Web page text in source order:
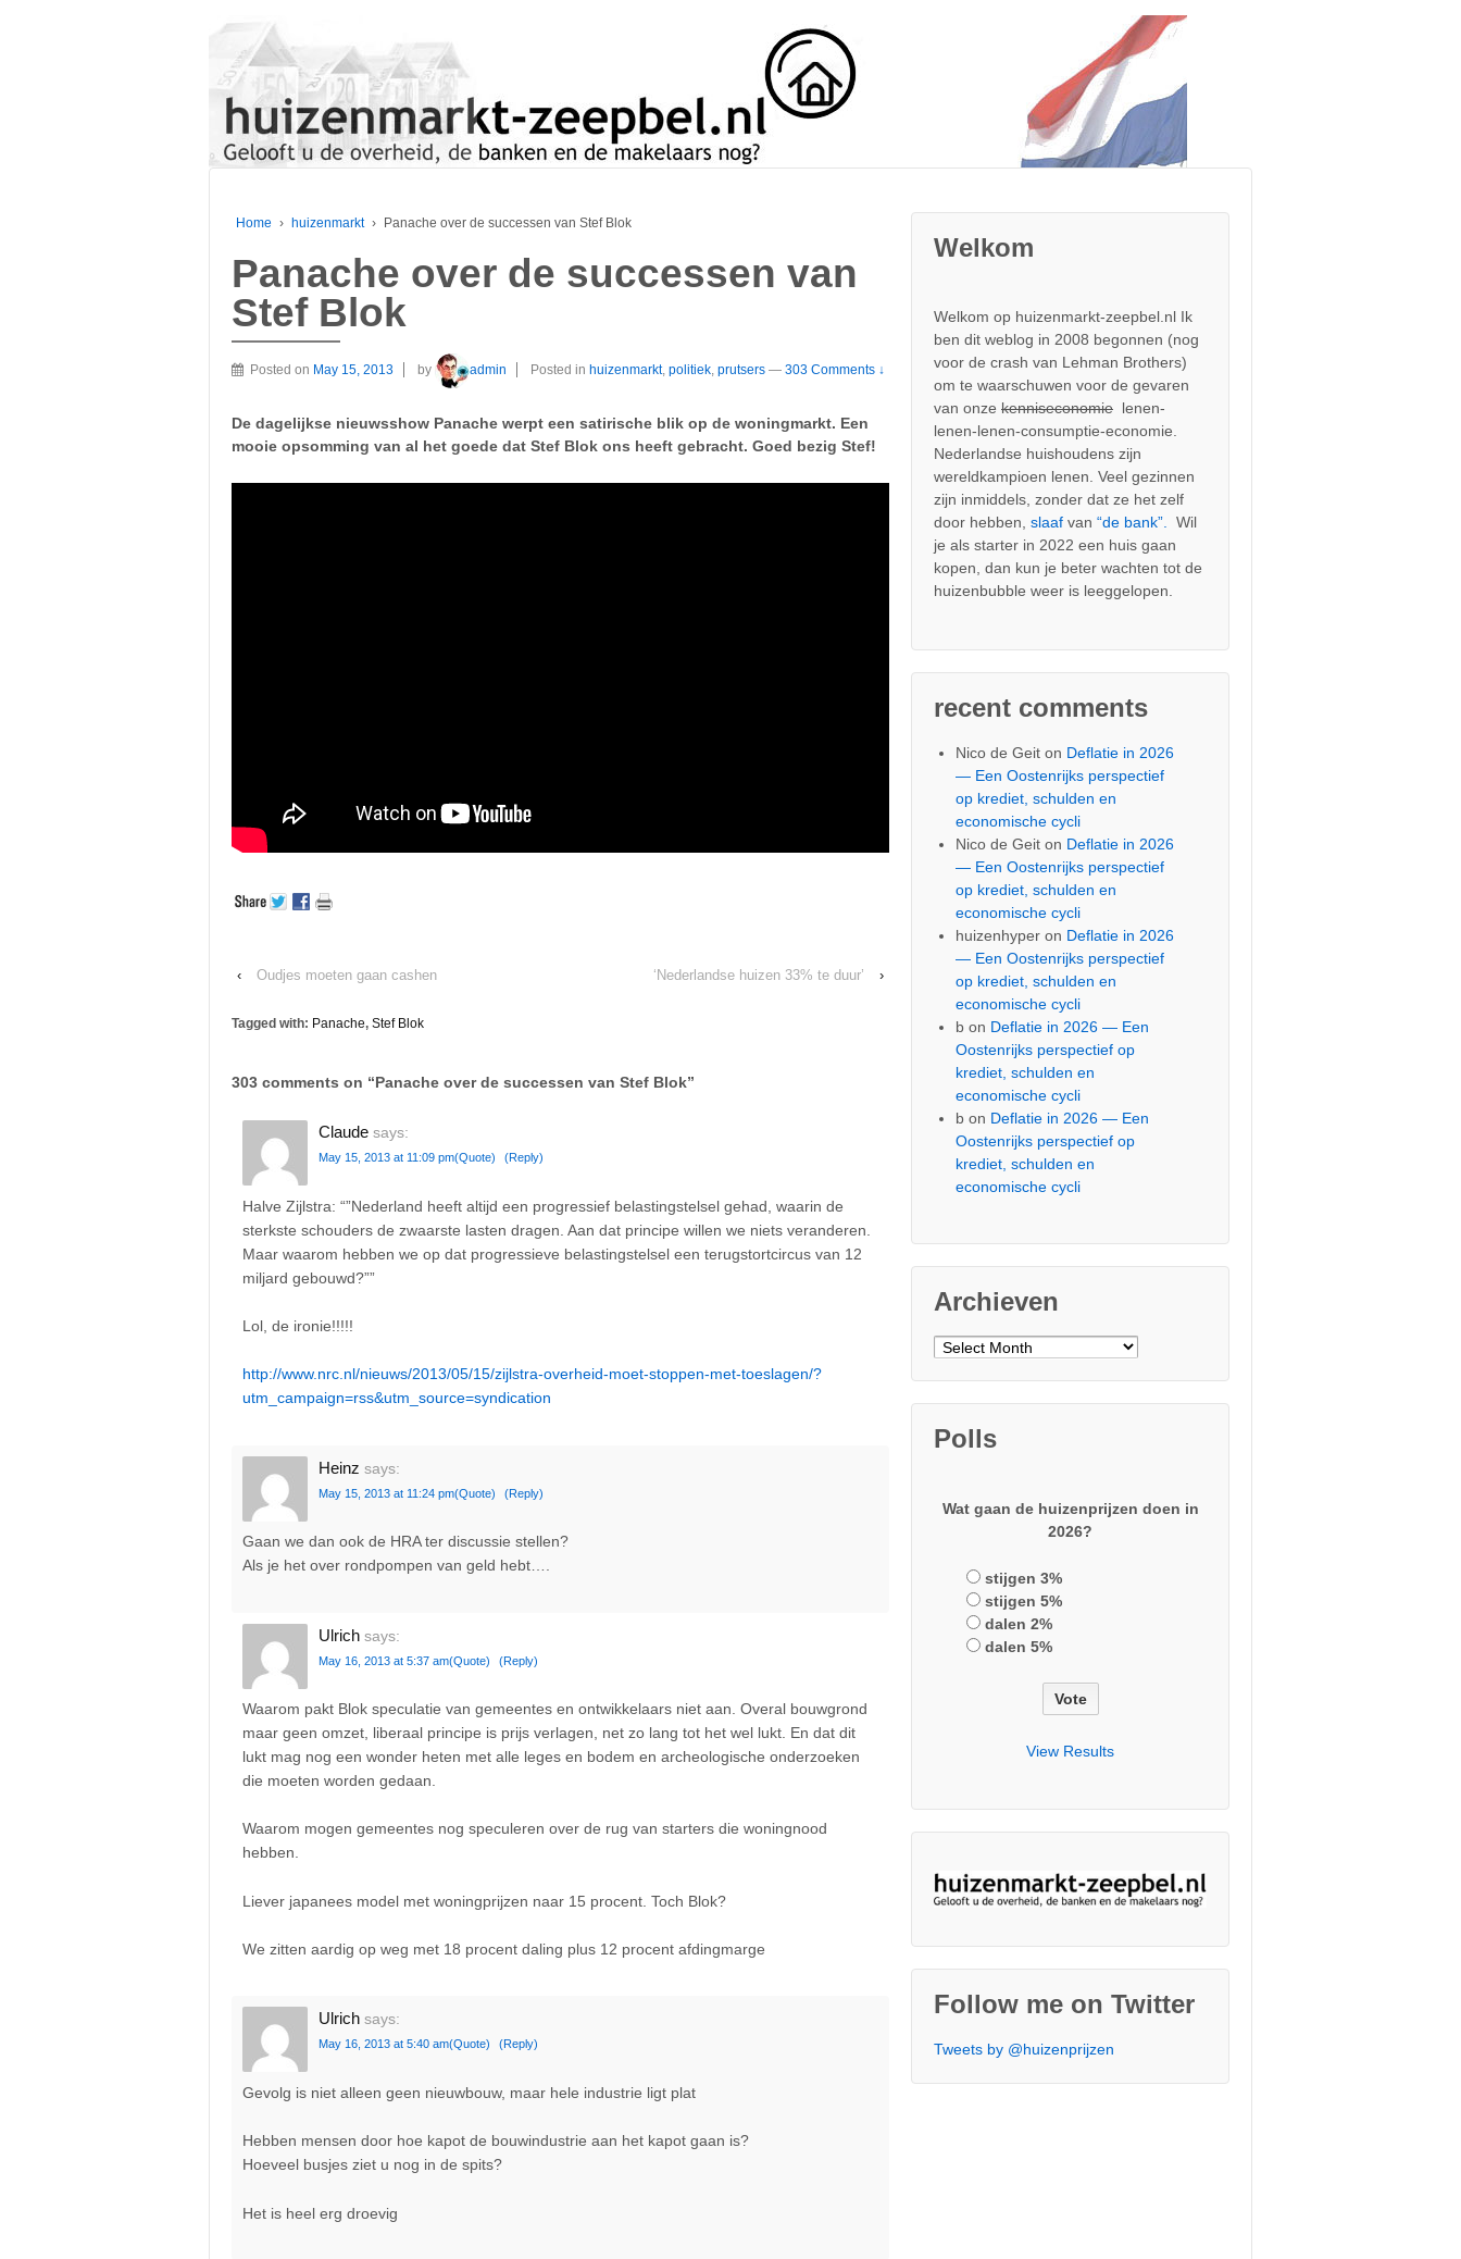
Home › huizenmarkt › Panache over de successen van Stef Blok
Panache over de successen van
Stef Blok
Posted on May 15, 2013 by admin Posted in huizenmarkt, politiek, prutsers — 303 Comments ↓
De dagelijkse nieuwsshow Panache werpt een satirische blik op de woningmarkt. Een
mooie opsomming van al het goede dat Stef Blok ons heeft gebracht. Goed bezig Stef!
‹ Oudjes moeten gaan cashen ‘Nederlandse huizen 33% te duur’ ›
Tagged with: Panache, Stef Blok
303 comments on “Panache over de successen van Stef Blok”
Claude says:
May 15, 2013 at 11:09 pm(Quote) (Reply)
Halve Zijlstra: “”Nederland heeft altijd een progressief belastingstelsel gehad, waarin de
sterkste schouders de zwaarste lasten dragen. Aan dat principe willen we niets veranderen.
Maar waarom hebben we op dat progressieve belastingstelsel een terugstortcircus van 12
miljard gebouwd?””
Lol, de ironie!!!!!
http://www.nrc.nl/nieuws/2013/05/15/zijlstra-overheid-moet-stoppen-met-toeslagen/?
utm_campaign=rss&utm_source=syndication
Heinz says:
May 15, 2013 at 11:24 pm(Quote) (Reply)
Gaan we dan ook de HRA ter discussie stellen?
Als je het over rondpompen van geld hebt….
Ulrich says:
May 16, 2013 at 5:37 am(Quote) (Reply)
Waarom pakt Blok speculatie van gemeentes en ontwikkelaars niet aan. Overal bouwgrond
maar geen omzet, liberaal principe is prijs verlagen, net zo lang tot het wel lukt. En dat dit
lukt mag nog een wonder heten met alle leges en bodem en archeologische onderzoeken
die moeten worden gedaan.
Waarom mogen gemeentes nog speculeren over de rug van starters die woningnood
hebben.
Liever japanees model met woningprijzen naar 15 procent. Toch Blok?
We zitten aardig op weg met 18 procent daling plus 12 procent afdingmarge
Ulrich says:
May 16, 2013 at 5:40 am(Quote) (Reply)
Gevolg is niet alleen geen nieuwbouw, maar hele industrie ligt plat
Hebben mensen door hoe kapot de bouwindustrie aan het kapot gaan is?
Hoeveel busjes ziet u nog in de spits?
Het is heel erg droevig
Welkom
Welkom op huizenmarkt-zeepbel.nl Ik
ben dit weblog in 2008 begonnen (nog
voor de crash van Lehman Brothers)
om te waarschuwen voor de gevaren
van onzekenniseconomie lenen-
lenen-lenen-consumptie-economie.
Nederlandse huishoudens zijn
wereldkampioen lenen. Veel gezinnen
zijn inmiddels, zonder dat ze het zelf
door hebben,slaaf van“de bank”. Wil
je als starter in 2022 een huis gaan
kopen, dan kun je beter wachten tot de
huizenbubble weer is leeggelopen.
recent comments
Nico de Geit on Deflatie in 2026
— Een Oostenrijks perspectief
op krediet, schulden en
economische cycli
Nico de Geit on Deflatie in 2026
— Een Oostenrijks perspectief
op krediet, schulden en
economische cycli
huizenhyper on Deflatie in 2026
— Een Oostenrijks perspectief
op krediet, schulden en
economische cycli
b on Deflatie in 2026 — Een
Oostenrijks perspectief op
krediet, schulden en
economische cycli
b on Deflatie in 2026 — Een
Oostenrijks perspectief op
krediet, schulden en
economische cycli
Archieven
Archieven
Polls
Wat gaan de huizenprijzen doen in
2026?
stijgen 3%
stijgen 5%
dalen 2%
dalen 5%
View Results
Follow me on Twitter
Tweets by @huizenprijzen